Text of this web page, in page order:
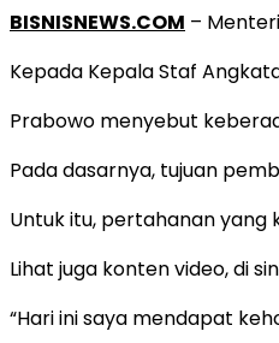
BISNISNEWS.COM –
Kepada Kepala Staf
Prabowo menyebut
Pada dasarnya, tujuan
Untuk itu, pertahanan yang
Lihat juga konten video, di
“Hari ini saya mendapat